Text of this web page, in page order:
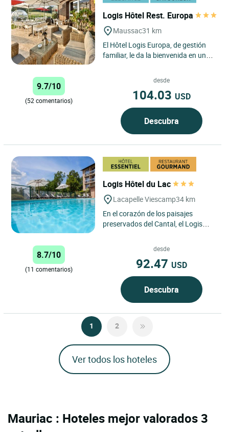
Logis Hôtel Rest. Europa
Maussac31 km
El Hôtel Logis Europa, de gestión
familiar, le da la bienvenida en un
puertas del parque natural...
9.7/10
(52 comentarios)
desde
104.03 USD
Descubra
Logis Hôtel du Lac
Lacapelle Viescamp34 km
En el corazón de los paisajes
preservados del Cantal, el Logis
descubrir un lugar cálido y...
8.7/10
(11 comentarios)
desde
92.47 USD
Descubra
1 2
Ver todos los hoteles
Mauriac : Hoteles mejor valorados 3